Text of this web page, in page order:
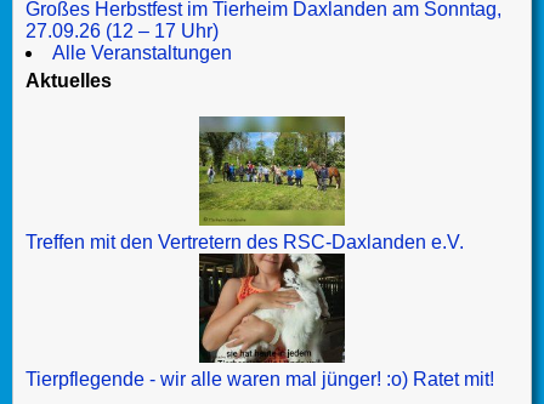
Großes Herbstfest im Tierheim Daxlanden am Sonntag,
27.09.26 (12 – 17 Uhr)
Alle Veranstaltungen
Aktuelles
Treffen mit den Vertretern des RSC-Daxlanden e.V.
Tierpflegende - wir alle waren mal jünger! :o) Ratet mit!